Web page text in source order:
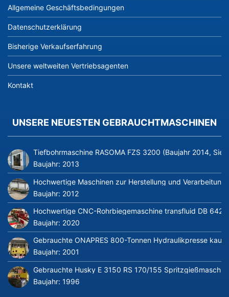
Allgemeine Geschäftsbedingungen
Datenschutzerklärung
Bisherige Verkaufserfahrung
Unsere weltweiten Vertriebsagenten
Kontakt
UNSERE NEUESTEN GEBRAUCHTMASCHINEN
Tiefbohrmaschine RASOMA FZS 3200 (Baujahr 2014,
Baujahr: 2013
Hochwertige Maschinen zur Herstellung und
Baujahr: 2012
Hochwertige CNC-Rohrbiegemaschine transfluid DB
Baujahr: 2020
Gebrauchte ONAPRES 800-Tonnen Hydraulikpresse
Baujahr: 2001
Gebrauchte Husky E 3150 RS 170/155
Baujahr: 1996